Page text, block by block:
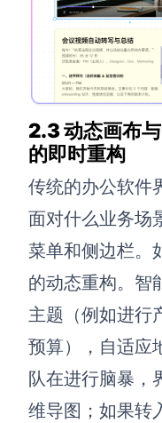
2.3 动态画布
的即时重构
传统的办公软件
面对什么业务场
菜单和侧边栏。
的动态重构。智
主题（例如进行
预算），自适应
队在进行脑暴，
维导图；如果转